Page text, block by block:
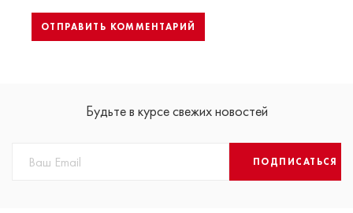
Будьте в курсе свежих новостей
ПОДПИСАТЬСЯ